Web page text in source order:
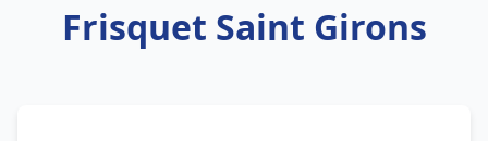
Frisquet Saint Girons